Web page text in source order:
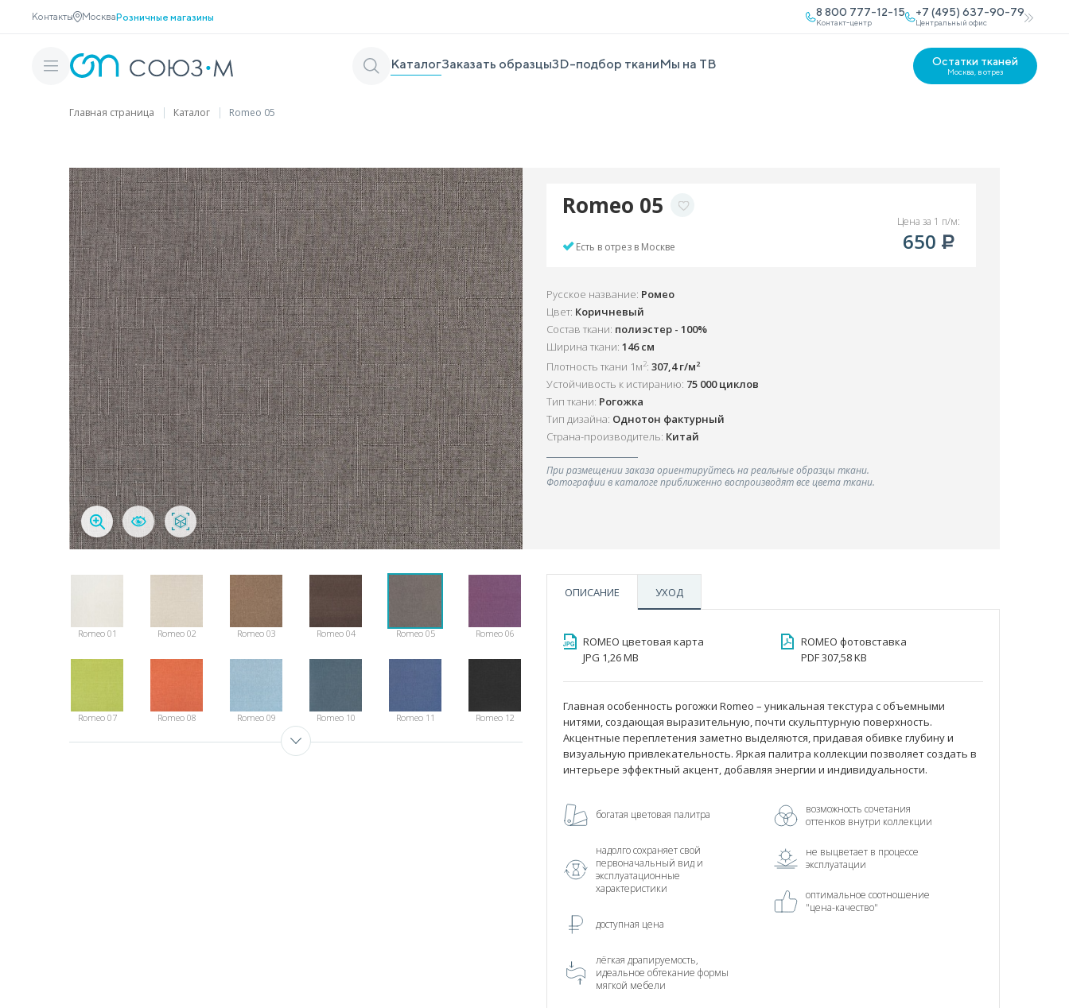
Контакты МоскваРозничные магазины 8 800 777-12-15
Контакт-центр
+7 (495) 637-90-79
Центральный офис
КаталогЗаказать образцы3D-подбор тканиМы на ТВ Остатки тканей
Москва, в отрез
Главная страница Каталог Romeo 05
Romeo 01 Romeo 02 Romeo 03 Romeo 04 Romeo 05 Romeo 06
Romeo 07 Romeo 08 Romeo 09 Romeo 10 Romeo 11 Romeo 12
Romeo 05
Есть в отрез в Москве
Цена за 1 п/м:
650
Русское название: Ромео
Цвет: Коричневый
Состав ткани: полиэстер - 100%
Ширина ткани: 146 см
Плотность ткани 1м2: 307,4 г/м2
Устойчивость к истиранию: 75 000 циклов
Тип ткани: Рогожка
Тип дизайна: Однотон фактурный
Страна-производитель: Китай
При размещении заказа ориентируйтесь на реальные образцы ткани.
Фотографии в каталоге приближенно воспроизводят все цвета ткани.
ОПИСАНИЕ УХОД
ROMEO цветовая карта
JPG 1,26 MB
ROMEO фотовставка
PDF 307,58 KB
Главная особенность рогожки Romeo – уникальная текстура с объемными
нитями, создающая выразительную, почти скульптурную поверхность.
Акцентные переплетения заметно выделяются, придавая обивке глубину и
визуальную привлекательность. Яркая палитра коллекции позволяет создать в
интерьере эффектный акцент, добавляя энергии и индивидуальности.
богатая цветовая палитра
надолго сохраняет свой
первоначальный вид и
эксплуатационные
характеристики
доступная цена
лёгкая драпируемость,
идеальное обтекание формы
мягкой мебели
возможность сочетания
оттенков внутри коллекции
не выцветает в процессе
эксплуатации
оптимальное соотношение
"цена-качество"